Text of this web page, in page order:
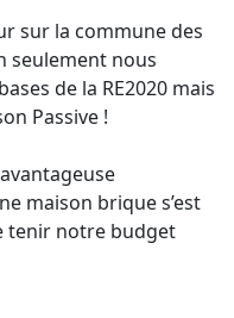
sur la commune des
seulement nous
de la RE2020 mais
Passive !
maison brique s’est
tenir notre budget